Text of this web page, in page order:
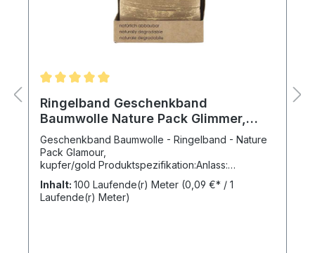
Ringelband Geschenkband
Baumwolle Nature Pack Glimmer,
kupfer/gold
Geschenkband Baumwolle - Ringelband - Nature
Pack Glamour,
kupfer/gold Produktspezifikation:Anlass:
GanzjährigMaterial: 100 % BaumwolleDekor:
glänzend irisierendFarbe: kupfer/gold Druckfarbe:
goldMotiv: uniBreite: 10 mmWicklung: 100 m pro
Inhalt: 100 Laufende(r) Meter (0,09 €* / 1
Laufende(r) Meter)